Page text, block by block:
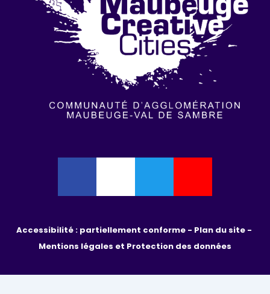
Accessibilité : partiellement conforme -
Mentions légales et Protection des données